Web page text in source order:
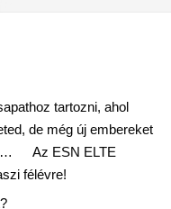
tartozni, ahol
de még új embereket
Az ESN ELTE
félévre!